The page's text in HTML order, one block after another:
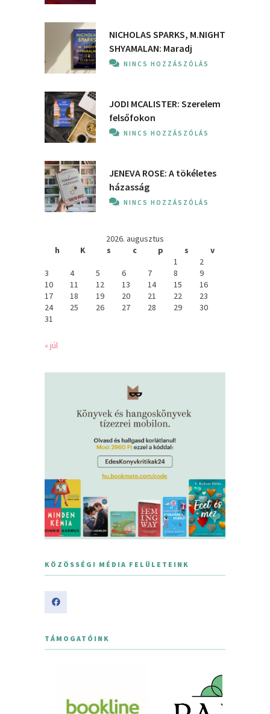
NICHOLAS SPARKS, M.NIGHT
SHYAMALAN: Maradj
NINCS HOZZÁSZÓLÁS
JODI MCALISTER: Szerelem
felsőfokon
NINCS HOZZÁSZÓLÁS
JENEVA ROSE: A ​tökéletes
házasság
NINCS HOZZÁSZÓLÁS
2026. augusztus
h
K s c p s
v
1
2
3
4 5 6 7 8
9
10
11 12 13 14 15
16
17
18 19 20 21 22
23
24
25 26 27 28 29
30
31
« júl
KÖZÖSSÉGI MÉDIA FELÜLETEINK
TÁMOGATÓINK